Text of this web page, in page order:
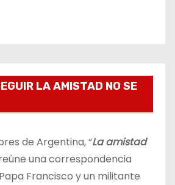
LA AMISTAD NO SE
de Argentina, “La amistad
una correspondencia
Francisco y un militante